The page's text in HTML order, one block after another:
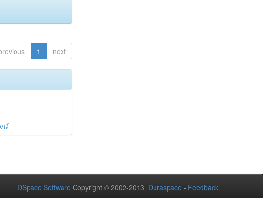
1 next
น์
DSpace Software Copyright © 2002-2013 Duraspace - Feedback